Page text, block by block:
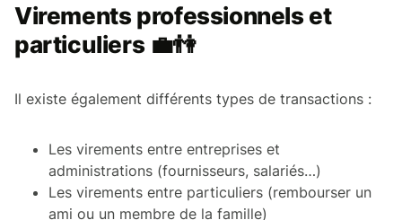
Virements professionnels et
particuliers 💼👫
Il existe également différents types de transactions :
Les virements entre entreprises et
administrations (fournisseurs, salariés…)
Les virements entre particuliers (rembourser un
ami ou un membre de la famille)